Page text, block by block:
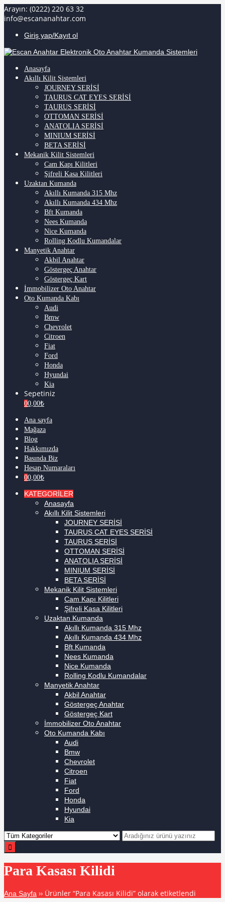
Arayın: (0222) 220 63 32
info@escananahtar.com
Giriş yap/Kayıt ol
Anasayfa
Akıllı Kilit Sistemleri
JOURNEY SERİSİ
TAURUS CAT EYES SERİSİ
TAURUS SERİSİ
OTTOMAN SERİSİ
ANATOLIA SERİSİ
MINIUM SERİSİ
BETA SERİSİ
Mekanik Kilit Sistemleri
Cam Kapı Kilitleri
Şifreli Kasa Kilitleri
Uzaktan Kumanda
Akıllı Kumanda 315 Mhz
Akıllı Kumanda 434 Mhz
Bft Kumanda
Nees Kumanda
Nice Kumanda
Rolling Kodlu Kumandalar
Manyetik Anahtar
Akbil Anahtar
Göstergeç Anahtar
Göstergeç Kart
İmmobilizer Oto Anahtar
Oto Kumanda Kabı
Audi
Bmw
Chevrolet
Citroen
Fiat
Ford
Honda
Hyundai
Kia
Sepetiniz
00,00₺
Ana sayfa
Mağaza
Blog
Hakkımızda
Basında Biz
Hesap Numaraları
00,00₺
KATEGORİLER
Anasayfa
Akıllı Kilit Sistemleri
JOURNEY SERİSİ
TAURUS CAT EYES SERİSİ
TAURUS SERİSİ
OTTOMAN SERİSİ
ANATOLIA SERİSİ
MINIUM SERİSİ
BETA SERİSİ
Mekanik Kilit Sistemleri
Cam Kapı Kilitleri
Şifreli Kasa Kilitleri
Uzaktan Kumanda
Akıllı Kumanda 315 Mhz
Akıllı Kumanda 434 Mhz
Bft Kumanda
Nees Kumanda
Nice Kumanda
Rolling Kodlu Kumandalar
Manyetik Anahtar
Akbil Anahtar
Göstergeç Anahtar
Göstergeç Kart
İmmobilizer Oto Anahtar
Oto Kumanda Kabı
Audi
Bmw
Chevrolet
Citroen
Fiat
Ford
Honda
Hyundai
Kia
Para Kasası Kilidi
Ana Sayfa ›› Ürünler “Para Kasası Kilidi” olarak etiketlendi